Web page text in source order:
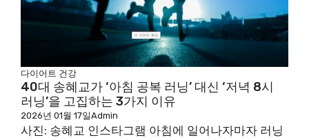
다이어트 건강
40대 송혜교가 ‘아침 공복 러닝’ 대신 ‘저녁 8시
러닝’을 고집하는 3가지 이유
2026년 01월 17일Admin
사진: 송혜교 인스타그램 아침에 일어나자마자 러닝